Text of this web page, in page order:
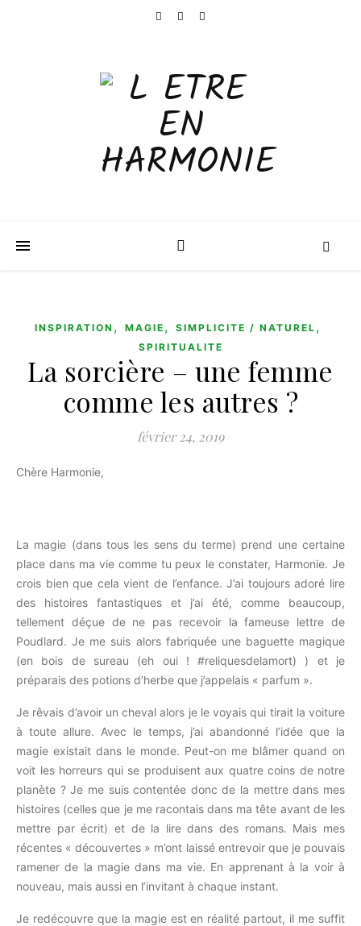
INSPIRATION , MAGIE , SIMPLICITE / NATUREL ,
SPIRITUALITE
La sorcière – une femme
comme les autres ?
février 24, 2019
Chère Harmonie,
La magie (dans tous les sens du terme) prend une certaine
place dans ma vie comme tu peux le constater, Harmonie. Je
crois bien que cela vient de l’enfance. J’ai toujours adoré lire
des histoires fantastiques et j’ai été, comme beaucoup,
tellement déçue de ne pas recevoir la fameuse lettre de
Poudlard. Je me suis alors fabriquée une baguette magique
(en bois de sureau (eh oui ! #reliquesdelamort) ) et je
préparais des potions d’herbe que j’appelais « parfum ».
Je rêvais d’avoir un cheval alors je le voyais qui tirait la voiture
à toute allure. Avec le temps, j’ai abandonné l’idée que la
magie existait dans le monde. Peut-on me blâmer quand on
voit les horreurs qui se produisent aux quatre coins de notre
planète ? Je me suis contentée donc de la mettre dans mes
histoires (celles que je me racontais dans ma tête avant de les
mettre par écrit) et de la lire dans des romans. Mais mes
récentes « découvertes » m’ont laissé entrevoir que je pouvais
ramener de la magie dans ma vie. En apprenant à la voir à
nouveau, mais aussi en l’invitant à chaque instant.
Je redécouvre que la magie est en réalité partout, il me suffit